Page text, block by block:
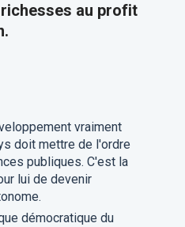
au profit
vraiment
doit mettre de l'ordre
publiques. C'est la
lui de devenir
démocratique du